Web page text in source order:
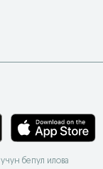
бепул илова